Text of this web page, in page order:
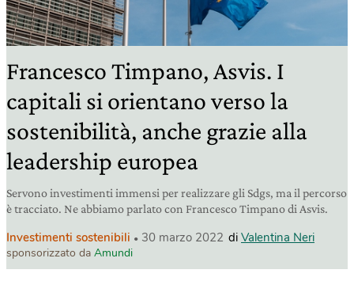
Francesco Timpano, Asvis. I
capitali si orientano verso la
sostenibilità, anche grazie alla
leadership europea
Servono investimenti immensi per realizzare gli Sdgs, ma il percorso
è tracciato. Ne abbiamo parlato con Francesco Timpano di Asvis.
Investimenti sostenibili 30 marzo 2022 di Valentina Neri
sponsorizzato da Amundi